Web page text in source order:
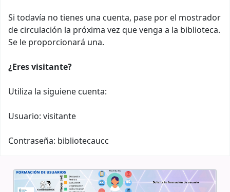
Si todavía no tienes una cuenta, pase por el mostrador
de circulación la próxima vez que venga a la biblioteca.
Se le proporcionará una.
¿Eres visitante?
Utiliza la siguiene cuenta:
Usuario: visitante
Contraseña: bibliotecaucc